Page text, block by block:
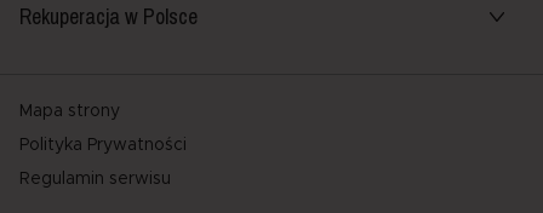
Rekuperacja w Polsce
Mapa strony
Polityka Prywatności
Regulamin serwisu